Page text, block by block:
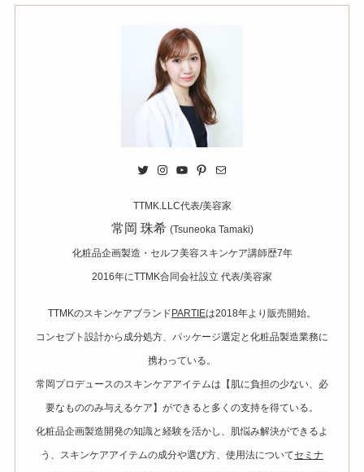
TwitterInstagram
YouTube
Pinterest
Mail
TTMK.LLC代表/美容家
常岡 珠希 (Tsuneoka Tamaki)
化粧品企画製造・セルフ美容スキンケア講師歴7年
2016年にTTMK合同会社設立 代表/美容家
TTMKのスキンケアブランド PARTIEは2018年より販売開始。
コンセプト設計から成分処方、パッケージ選定と化粧品製造業務に
携わっている。
常岡プロデュースのスキンケアアイテムは【肌に負担の少ない、必
要なもののみ与えるケア】ができると多くの支持を得ている。
化粧品企画製造開発の知識と経験を活かし、肌悩み解決ができるよ
う、スキンケアアイテムの成分や選び方、使用法についてセミナ